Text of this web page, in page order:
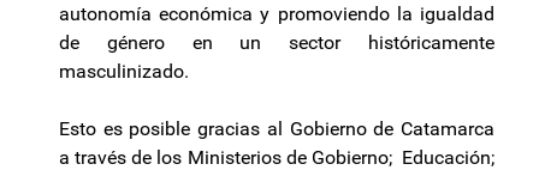
autonomía económica y promoviendo la igualdad
de género en un sector históricamente
masculinizado.
Esto es posible gracias al Gobierno de Catamarca
a través de los Ministerios de Gobierno; Educación;